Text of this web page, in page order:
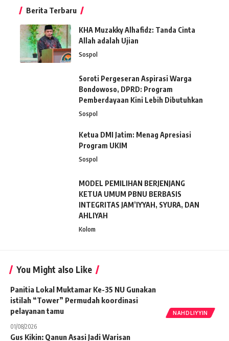
Berita Terbaru
KHA Muzakky Alhafidz: Tanda Cinta
Allah adalah Ujian
Sospol
Soroti Pergeseran Aspirasi Warga
Bondowoso, DPRD: Program
Pemberdayaan Kini Lebih Dibutuhkan
Sospol
Ketua DMI Jatim: Menag Apresiasi
Program UKIM
Sospol
MODEL PEMILIHAN BERJENJANG
KETUA UMUM PBNU BERBASIS
INTEGRITAS JAM’IYYAH, SYURA, DAN
AHLIYAH
Kolom
You Might also Like
NAHDLIYYIN
Panitia Lokal Muktamar Ke-35 NU Gunakan
istilah “Tower” Permudah koordinasi
pelayanan tamu
01/08/2026
Gus Kikin: Qanun Asasi Jadi Warisan